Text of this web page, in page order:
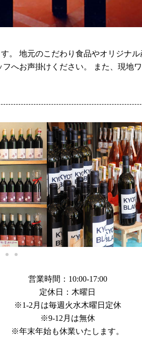
。 地元のこだわり食品やオリジナ
へお声掛けください。 また、現地
営業時間：10:00-17:00
定休日：木曜日
※1-2月は毎週火水木曜日定休
※9-12月は無休
※年末年始も休業いたします。